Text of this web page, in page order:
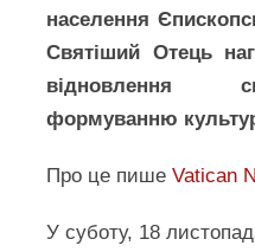
населення
Святіший Отець
відновлення
формуванню
Про це пишеVatican
У суботу, 18